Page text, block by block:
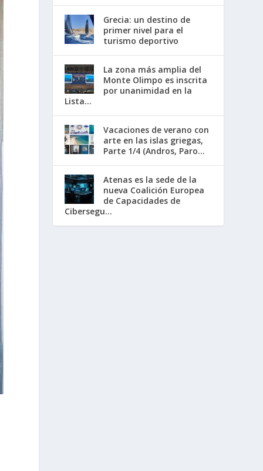
Grecia: un destino de
primer nivel para el
turismo deportivo
La zona más amplia del
Monte Olimpo es inscrita
por unanimidad en la
Lista...
Vacaciones de verano con
arte en las islas griegas,
Parte 1/4 (Andros, Paro...
Atenas es la sede de la
nueva Coalición Europea
de Capacidades de
Cibersegu...